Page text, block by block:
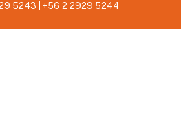
5243 | +56 2 2929 5244